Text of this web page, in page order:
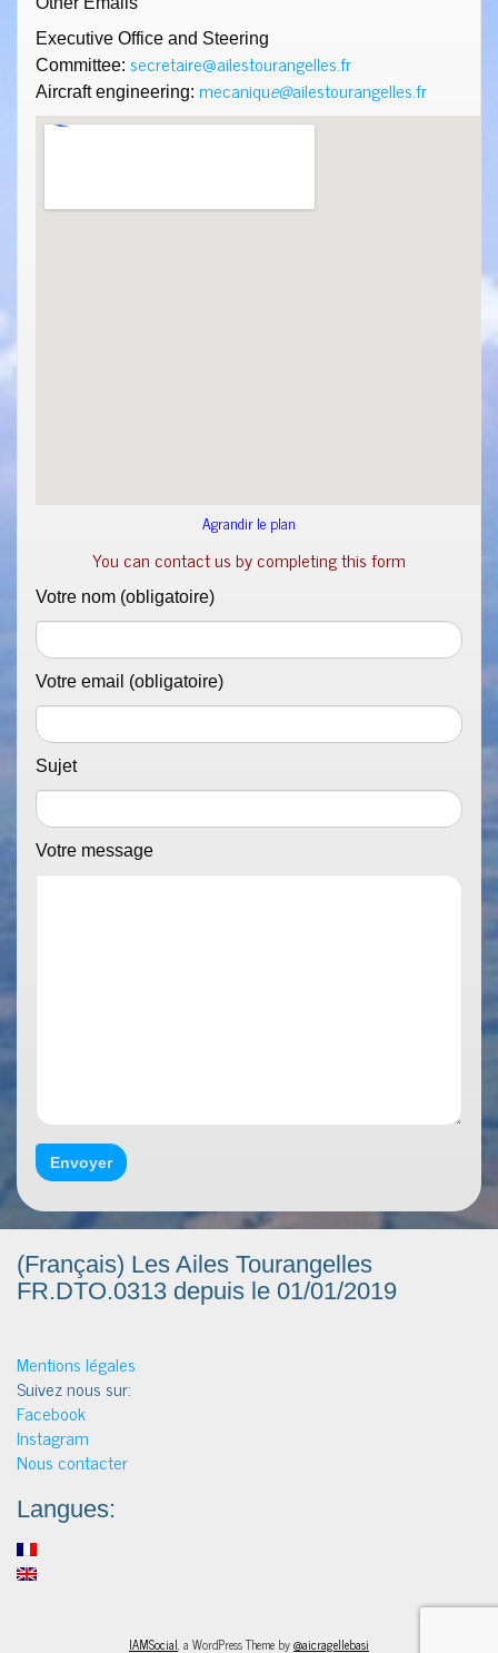
Executive Office and Steering
Committee: secretaire@ailestourangelles.fr
Aircraft engineering: mecanique@ailestourangelles.fr
Agrandir le plan
You can contact us by completing this form
Votre nom (obligatoire)
Votre email (obligatoire)
Sujet
Votre message
(Français) Les Ailes Tourangelles
FR.DTO.0313 depuis le 01/01/2019
Mentions légales
Suivez nous sur:
Facebook
Instagram
Nous contacter
Langues:
IAMSocial, a WordPress Theme by@aicragellebasi